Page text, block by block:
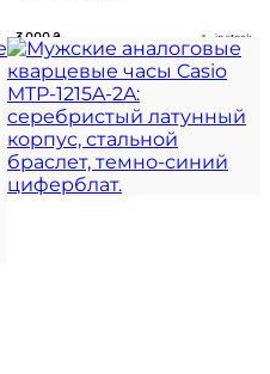
3 000₴ in stock
Строгая геометрия черного
гильоше в холодном блеске
металла
TIMELESS COLLECTION